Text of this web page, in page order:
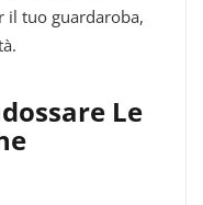
il tuo guardaroba,
Le